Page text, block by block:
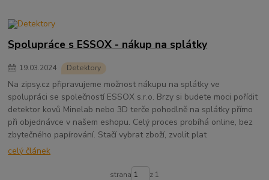
Spolupráce s ESSOX - nákup na splátky
19.03.2024 Detektory
Na zipsy.cz připravujeme možnost nákupu na splátky ve
spolupráci se společností ESSOX s.r.o. Brzy si budete moci pořídit
detektor kovů Minelab nebo 3D terče pohodlně na splátky přímo
při objednávce v našem eshopu. Celý proces probíhá online, bez
zbytečného papírování. Stačí vybrat zboží, zvolit plat
celý článek
strana z 1